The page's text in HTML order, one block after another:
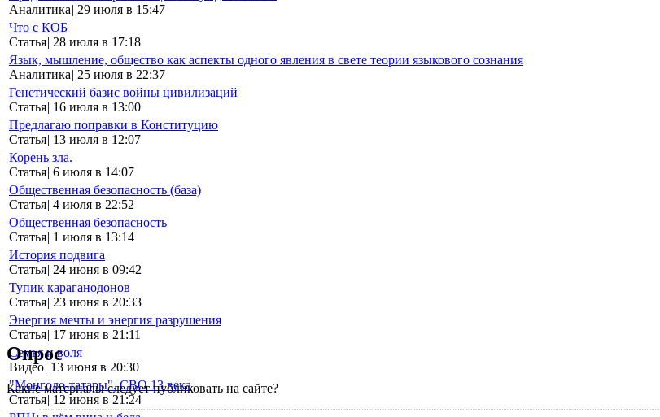
Аналитика| 29 июля в 15:47
Что с КОБ
Статья| 28 июля в 17:18
Язык, мышление, общество как аспекты одного явления в свете теории языкового сознания
Аналитика| 25 июля в 22:37
Генетический базис войны цивилизаций
Статья| 16 июля в 13:00
Предлагаю поправки в Конституцию
Статья| 13 июля в 12:07
Корень зла.
Статья| 6 июля в 14:07
Общественная безопасность (база)
Статья| 4 июля в 22:52
Общественная безопасность
Статья| 1 июля в 13:14
История подвига
Статья| 24 июня в 09:42
Тупик караганодонов
Статья| 23 июня в 20:33
Энергия мечты и энергия разрушения
Статья| 17 июня в 21:11
Семья и воля
Видео| 13 июня в 20:30
"Монголо-татары". СВО 13 века
Статья| 12 июня в 21:24
Опрос
Какие материалы следует публиковать на сайте?